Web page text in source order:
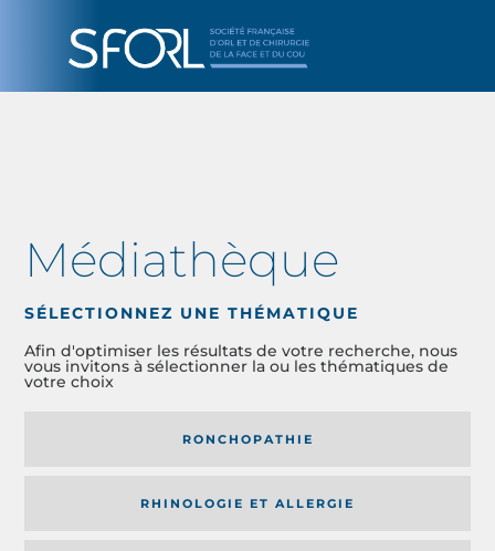
Médiathèque
SÉLECTIONNEZ UNE THÉMATIQUE
Afin d'optimiser les résultats de votre recherche, nous
vous invitons à sélectionner la ou les thématiques de
votre choix
RONCHOPATHIE
RHINOLOGIE ET ALLERGIE